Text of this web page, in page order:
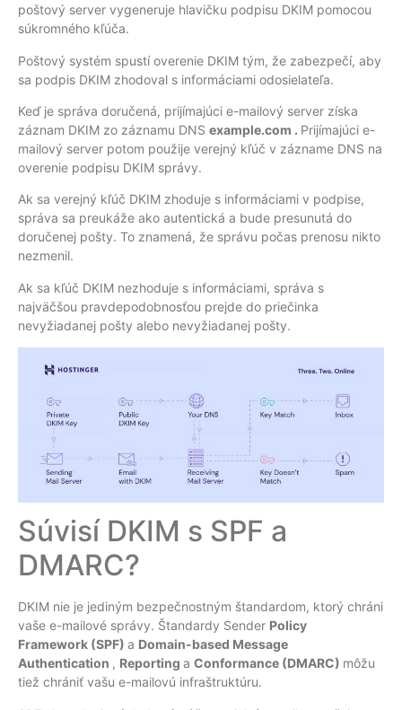
poštový server vygeneruje hlavičku podpisu DKIM pomocou
súkromného kľúča.
Poštový systém spustí overenie DKIM tým, že zabezpečí, aby
sa podpis DKIM zhodoval s informáciami odosielateľa.
Keď je správa doručená, prijímajúci e-mailový server získa
záznam DKIM zo záznamu DNS example.com . Prijímajúci e-
mailový server potom použije verejný kľúč v zázname DNS na
overenie podpisu DKIM správy.
Ak sa verejný kľúč DKIM zhoduje s informáciami v podpise,
správa sa preukáže ako autentická a bude presunutá do
doručenej pošty. To znamená, že správu počas prenosu nikto
nezmenil.
Ak sa kľúč DKIM nezhoduje s informáciami, správa s
najväčšou pravdepodobnosťou prejde do priečinka
nevyžiadanej pošty alebo nevyžiadanej pošty.
Súvisí DKIM s SPF a
DMARC?
DKIM nie je jediným bezpečnostným štandardom, ktorý chráni
vaše e-mailové správy. Štandardy Sender Policy
Framework (SPF) a Domain-based Message
Authentication , Reporting a Conformance (DMARC) môžu
tiež chrániť vašu e-mailovú infraštruktúru.